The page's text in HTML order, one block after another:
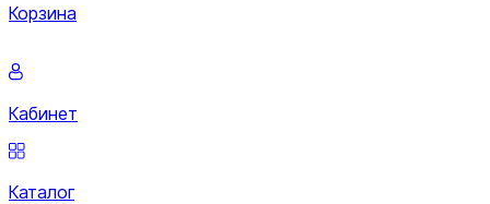
Корзина
Кабинет
Каталог